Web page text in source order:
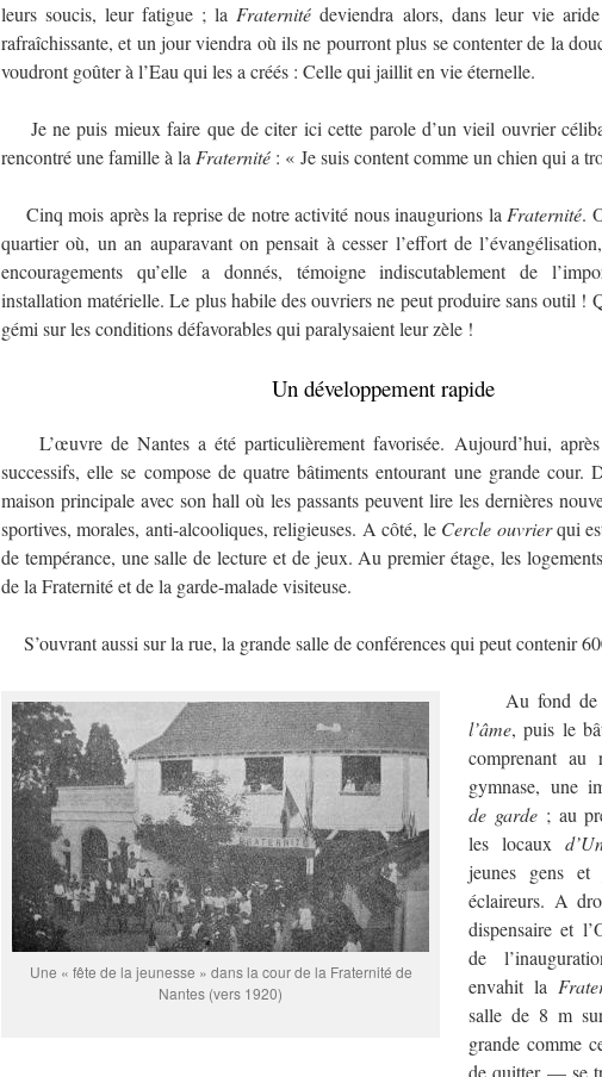
leurs soucis, leur fatigue ; la Fraternité deviendra alors, dans leur vie
rafraîchissante, et un jour viendra où ils ne pourront plus se contenter de la
voudront goûter à l’Eau qui les a créés : Celle qui jaillit en vie éternelle.
Je ne puis mieux faire que de citer ici cette parole d’un vieil ouvrier
rencontré une famille à la Fraternité : « Je suis content comme un chien qui a
Cinq mois après la reprise de notre activité nous inaugurions la Fraternité.
quartier où, un an auparavant on pensait à cesser l’effort de
encouragements qu’elle a donnés, témoigne indiscutablement de
installation matérielle. Le plus habile des ouvriers ne peut produire sans outil !
gémi sur les conditions défavorables qui paralysaient leur zèle !
Un développement rapide
L’œuvre de Nantes a été particulièrement favorisée. Aujourd’hui, après
successifs, elle se compose de quatre bâtiments entourant une grande cour.
maison principale avec son hall où les passants peuvent lire les dernières
sportives, morales, anti-alcooliques, religieuses. A côté, le Cercle ouvrierqui
de tempérance, une salle de lecture et de jeux. Au premier étage, les
de la Fraternité et de la garde-malade visiteuse.
S’ouvrant aussi sur la rue, la grande salle de conférences qui peut contenir
Une « fête de la jeunesse » dans la cour de la Fraternité de
Nantes (vers 1920)
Au fond de
l’âme, puis le
comprenant au
gymnase, une
de garde; au
les locaux
jeunes gens
éclaireurs. A
dispensaire et
de
envahit la
salle de 8 m
grande comme
de quitter — se